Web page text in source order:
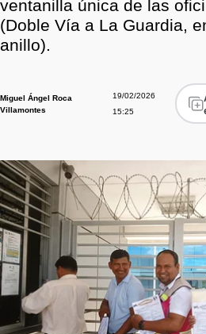
ventanilla única de las
(Doble Vía a La Guardia,
anillo).
Miguel Ángel Roca
Villamontes
19/02/2026
15:25